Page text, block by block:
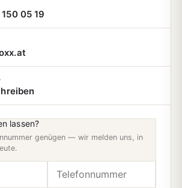
05 19
lassen?
genügen — wir melden uns, in